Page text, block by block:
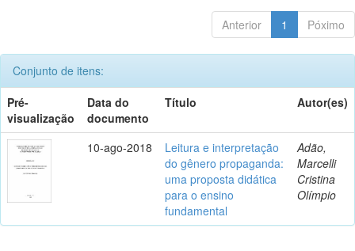
Anterior 1 Póximo
Conjunto de itens:
Pré-
visualização
Data do
documento
Título Autor(es)
10-ago-2018
Leitura e interpretação
do gênero propaganda:
uma proposta didática
para o ensino
fundamental
Adão,
Marcelli
Cristina
Olímpio